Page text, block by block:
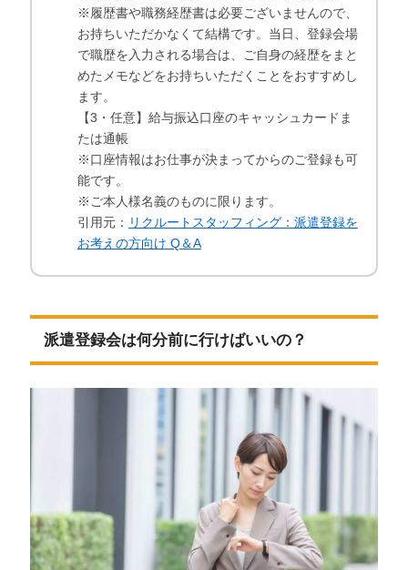
※履歴書や職務経歴書は必要ございませんので、
お持ちいただかなくて結構です。当日、登録会場
で職歴を入力される場合は、ご自身の経歴をまと
めたメモなどをお持ちいただくことをおすすめし
ます。
【3・任意】給与振込口座のキャッシュカードま
たは通帳
※口座情報はお仕事が決まってからのご登録も可
能です。
※ご本人様名義のものに限ります。
引用元： リクルートスタッフィング：派遣登録を
お考えの方向け Q＆A
派遣登録会は何分前に行けばいいの？